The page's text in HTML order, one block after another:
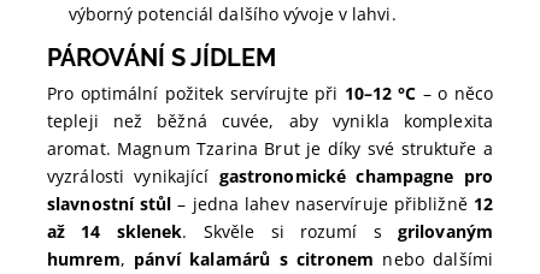
výborný potenciál dalšího vývoje v lahvi.
PÁROVÁNÍ S JÍDLEM
Pro optimální požitek servírujte při 10–12 °C – o něco
tepleji než běžná cuvée, aby vynikla komplexita
aromat. Magnum Tzarina Brut je díky své struktuře a
vyzrálosti vynikající gastronomické champagne pro
slavnostní stůl – jedna lahev naservíruje přibližně 12
až 14 sklenek. Skvěle si rozumí s grilovaným
humrem, pánví kalamárů s citronem nebo dalšími